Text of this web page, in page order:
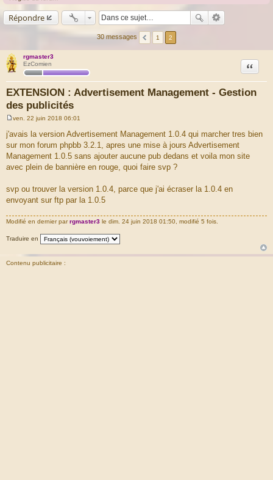
Répondre
30 messages 1 2
rgmaster3
EzComien
EXTENSION : Advertisement Management - Gestion
des publicités
Citation
s
s
g
e
ven. 22 juin 2018 06:01
j'avais la version Advertisement Management 1.0.4 qui marcher tres bien
sur mon forum phpbb 3.2.1, apres une mise à jours Advertisement
Management 1.0.5 sans ajouter aucune pub dedans et voila mon site
avec plein de bannière en rouge, quoi faire svp ?
svp ou trouver la version 1.0.4, parce que j'ai écraser la 1.0.4 en
envoyant sur ftp par la 1.0.5
Modifié en dernier parrgmaster3 le dim. 24 juin 2018 01:50, modifié 5 fois.
Traduire en
Contenu publicitaire :